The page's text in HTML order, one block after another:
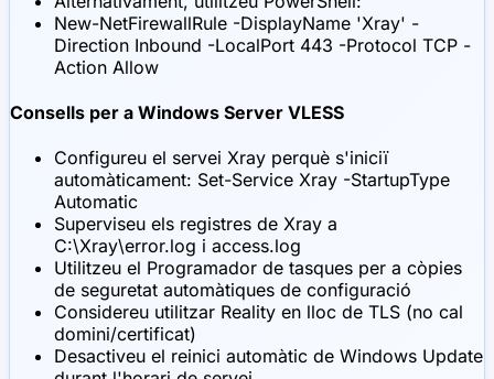
New-NetFirewallRule -DisplayName 'Xray' -
Direction Inbound -LocalPort 443 -Protocol TCP -
Action Allow
Consells per a Windows Server VLESS
Configureu el servei Xray perquè s'iniciï
automàticament: Set-Service Xray -StartupType
Automatic
Superviseu els registres de Xray a
C:\Xray\error.log i access.log
Utilitzeu el Programador de tasques per a còpies
de seguretat automàtiques de configuració
Considereu utilitzar Reality en lloc de TLS (no cal
domini/certificat)
Desactiveu el reinici automàtic de Windows Update